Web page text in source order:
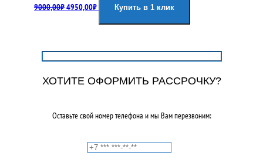
9000,00₽цена
4950,00₽цена:
Купить в 1 клик
ХОТИТЕ ОФОРМИТЬ РАССРОЧКУ?
Оставьте свой номер телефона и мы Вам перезвоним: